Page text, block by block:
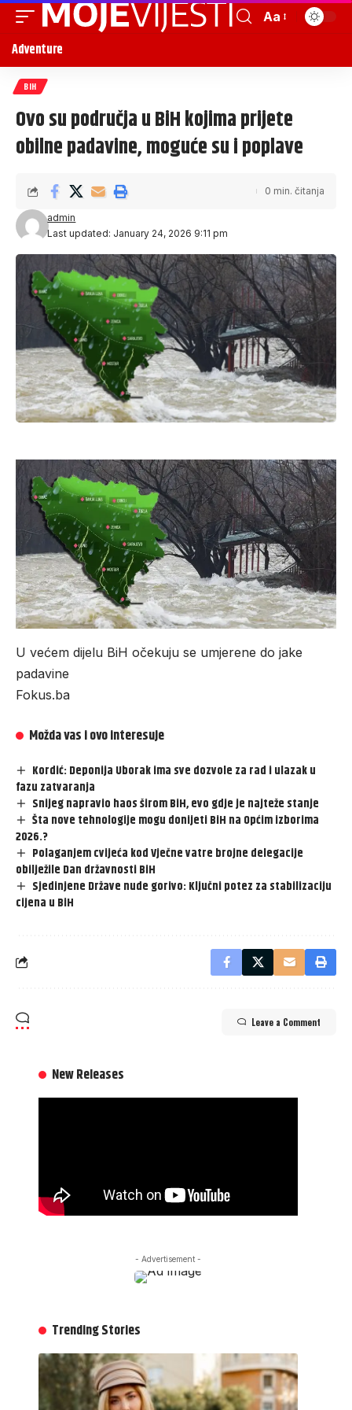
Aa
Adventure
BIH
Ovo su područja u BiH kojima prijete
obilne padavine, moguće su i poplave
Last updated: January 24, 2026 9:11 pm
admin
0 min. čitanja
U većem dijelu BiH očekuju se umjerene do jake
padavine
Fokus.ba
Možda vas i ovo interesuje
Kordić: Deponija Uborak ima sve dozvole za rad i ulazak u
fazu zatvaranja
Snijeg napravio haos širom BiH, evo gdje je najteže stanje
Šta nove tehnologije mogu donijeti BiH na Općim izborima
2026.?
Polaganjem cvijeća kod Vječne vatre brojne delegacije
obilježile Dan državnosti BiH
Sjedinjene Države nude gorivo: Ključni potez za stabilizaciju
cijena u BiH
Leave a Comment
New Releases
- Advertisement -
Trending Stories